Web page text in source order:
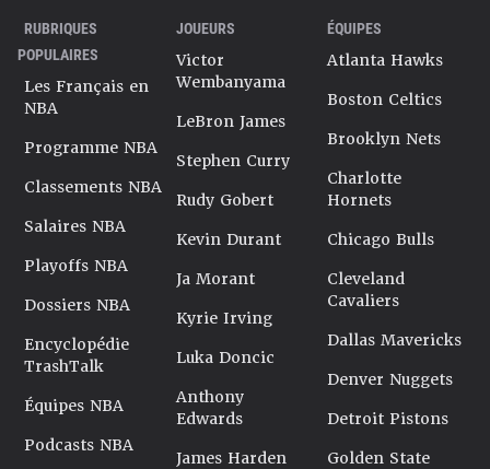
RUBRIQUES
POPULAIRES
Les Français en
NBA
Programme NBA
Classements NBA
Salaires NBA
Playoffs NBA
Dossiers NBA
Encyclopédie
TrashTalk
Équipes NBA
Podcasts NBA
JOUEURS
Victor
Wembanyama
LeBron James
Stephen Curry
Rudy Gobert
Kevin Durant
Ja Morant
Kyrie Irving
Luka Doncic
Anthony
Edwards
James Harden
ÉQUIPES
Atlanta Hawks
Boston Celtics
Brooklyn Nets
Charlotte
Hornets
Chicago Bulls
Cleveland
Cavaliers
Dallas Mavericks
Denver Nuggets
Detroit Pistons
Golden State